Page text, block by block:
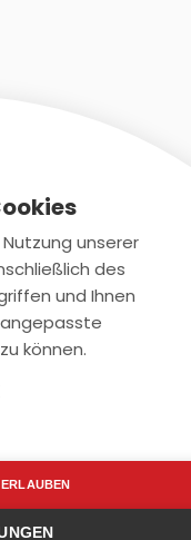
unserer
des
und Ihnen
können.